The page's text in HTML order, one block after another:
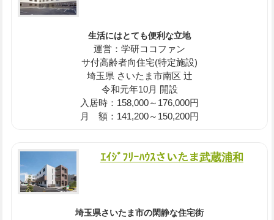
生活にはとても便利な立地
運営：学研ココファン
サ付高齢者向住宅(特定施設)
埼玉県 さいたま市南区 辻
令和元年10月 開設
入居時：158,000～176,000円
月 額：141,200～150,200円
ｴｲｼﾞﾌﾘｰﾊｳｽさいたま武蔵浦和
埼玉県さいたま市の閑静な住宅街